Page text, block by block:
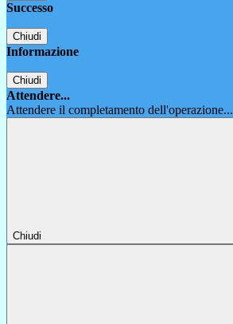
Successo
Chiudi
Informazione
Chiudi
Attendere...
Attendere il completamento dell'operazione...
Chiudi